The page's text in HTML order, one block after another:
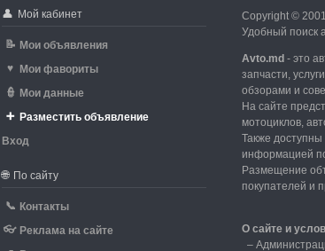
👤 Мой кабинет
📝 Мои объявления
♥
Мои фавориты
👮 Мои данные
➕ Разместить объявление
Вход
🌐 По сайту
📞 Контакты
👓 Реклама на сайте
Copyright ©
Удобный поиск
Avto.md - это
запчасти,
обзорами и
На сайте
мотоциклов,
Также
информацией
Размещение
покупателей и
О сайте и
–